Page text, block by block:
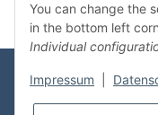
You can change the
in the bottom left
Individual
Impressum